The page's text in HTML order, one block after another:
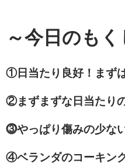
～今日のもく
①日当たり良好！まず
②まずまずな日当たり
⓷やっぱり傷みの少な
④ベランダのコーキン